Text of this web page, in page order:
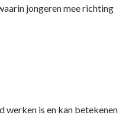
jongeren mee richting
werken is en kan betekenen